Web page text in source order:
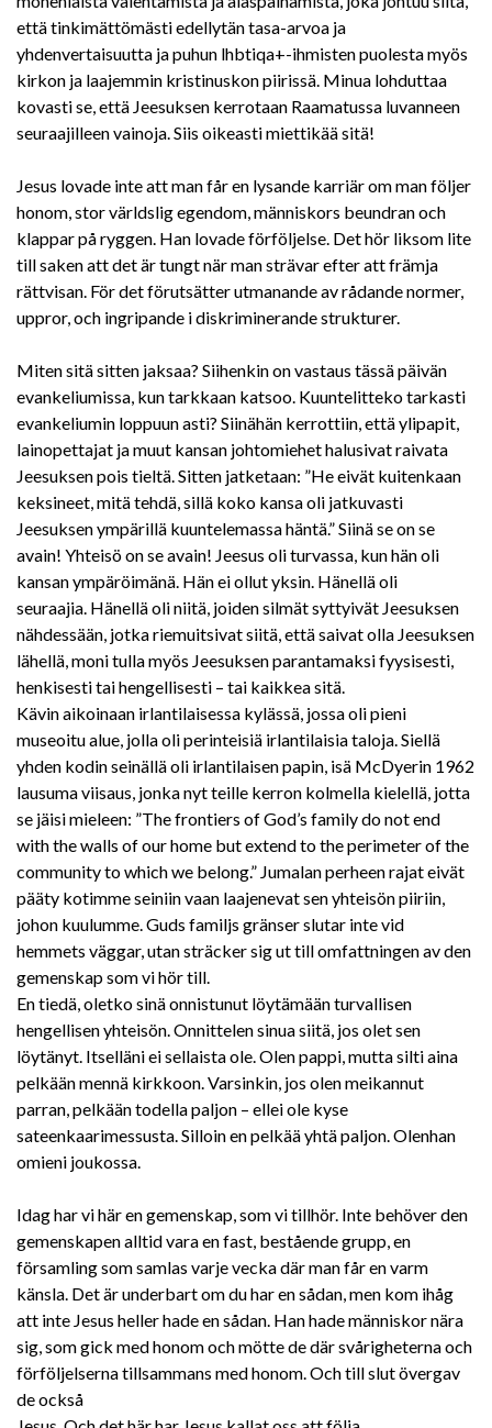
että tinkimättömästi edellytän tasa-arvoa ja
yhdenvertaisuutta ja puhun lhbtiqa+-ihmisten puolesta myös
kirkon ja laajemmin kristinuskon piirissä. Minua lohduttaa
kovasti se, että Jeesuksen kerrotaan Raamatussa luvanneen
seuraajilleen vainoja. Siis oikeasti miettikää sitä!
Jesus lovade inte att man får en lysande karriär om man följer
honom, stor världslig egendom, människors beundran och
klappar på ryggen. Han lovade förföljelse. Det hör liksom lite
till saken att det är tungt när man strävar efter att främja
rättvisan. För det förutsätter utmanande av rådande normer,
uppror, och ingripande i diskriminerande strukturer.
Miten sitä sitten jaksaa? Siihenkin on vastaus tässä päivän
evankeliumissa, kun tarkkaan katsoo. Kuuntelitteko tarkasti
evankeliumin loppuun asti? Siinähän kerrottiin, että ylipapit,
lainopettajat ja muut kansan johtomiehet halusivat raivata
Jeesuksen pois tieltä. Sitten jatketaan: ”He eivät kuitenkaan
keksineet, mitä tehdä, sillä koko kansa oli jatkuvasti
Jeesuksen ympärillä kuuntelemassa häntä.” Siinä se on se
avain! Yhteisö on se avain! Jeesus oli turvassa, kun hän oli
kansan ympäröimänä. Hän ei ollut yksin. Hänellä oli
seuraajia. Hänellä oli niitä, joiden silmät syttyivät Jeesuksen
nähdessään, jotka riemuitsivat siitä, että saivat olla Jeesuksen
lähellä, moni tulla myös Jeesuksen parantamaksi fyysisesti,
henkisesti tai hengellisesti – tai kaikkea sitä.
Kävin aikoinaan irlantilaisessa kylässä, jossa oli pieni
museoitu alue, jolla oli perinteisiä irlantilaisia taloja. Siellä
yhden kodin seinällä oli irlantilaisen papin, isä McDyerin 1962
lausuma viisaus, jonka nyt teille kerron kolmella kielellä, jotta
se jäisi mieleen: ”The frontiers of God’s family do not end
with the walls of our home but extend to the perimeter of the
community to which we belong.” Jumalan perheen rajat eivät
pääty kotimme seiniin vaan laajenevat sen yhteisön piiriin,
johon kuulumme. Guds familjs gränser slutar inte vid
hemmets väggar, utan sträcker sig ut till omfattningen av den
gemenskap som vi hör till.
En tiedä, oletko sinä onnistunut löytämään turvallisen
hengellisen yhteisön. Onnittelen sinua siitä, jos olet sen
löytänyt. Itselläni ei sellaista ole. Olen pappi, mutta silti aina
pelkään mennä kirkkoon. Varsinkin, jos olen meikannut
parran, pelkään todella paljon – ellei ole kyse
sateenkaarimessusta. Silloin en pelkää yhtä paljon. Olenhan
omieni joukossa.
Idag har vi här en gemenskap, som vi tillhör. Inte behöver den
gemenskapen alltid vara en fast, bestående grupp, en
församling som samlas varje vecka där man får en varm
känsla. Det är underbart om du har en sådan, men kom ihåg
att inte Jesus heller hade en sådan. Han hade människor nära
sig, som gick med honom och mötte de där svårigheterna och
förföljelserna tillsammans med honom. Och till slut övergav
de också